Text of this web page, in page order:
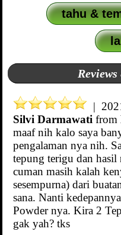
tahu &
|
Silvi Darmawati from
maaf nih kalo saya
pengalaman nya nih.
tepung terigu dan
cuman masih kalah
sesempurna) dari
sana. Nanti
Powder nya. Kira 2
gak yah? tks